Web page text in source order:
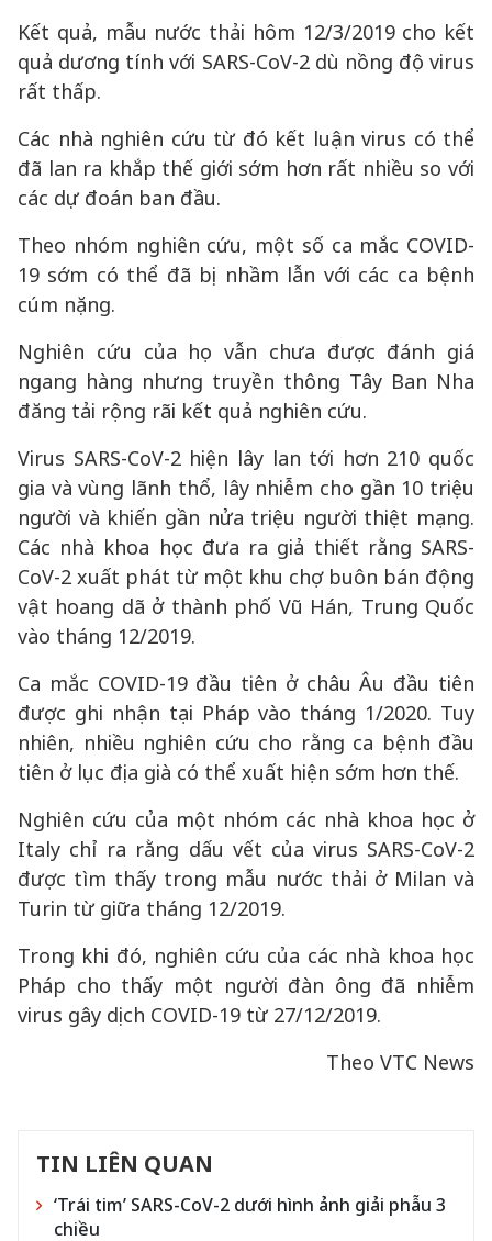
Kết quả, mẫu nước thải hôm 12/3/2019 cho kết
quả dương tính với SARS-CoV-2 dù nồng độ virus
rất thấp.
Các nhà nghiên cứu từ đó kết luận virus có thể
đã lan ra khắp thế giới sớm hơn rất nhiều so với
các dự đoán ban đầu.
Theo nhóm nghiên cứu, một số ca mắc COVID-
19 sớm có thể đã bị nhầm lẫn với các ca bệnh
cúm nặng.
Nghiên cứu của họ vẫn chưa được đánh giá
ngang hàng nhưng truyền thông Tây Ban Nha
đăng tải rộng rãi kết quả nghiên cứu.
Virus SARS-CoV-2 hiện lây lan tới hơn 210 quốc
gia và vùng lãnh thổ, lây nhiễm cho gần 10 triệu
người và khiến gần nửa triệu người thiệt mạng.
Các nhà khoa học đưa ra giả thiết rằng SARS-
CoV-2 xuất phát từ một khu chợ buôn bán động
vật hoang dã ở thành phố Vũ Hán, Trung Quốc
vào tháng 12/2019.
Ca mắc COVID-19 đầu tiên ở châu Âu đầu tiên
được ghi nhận tại Pháp vào tháng 1/2020. Tuy
nhiên, nhiều nghiên cứu cho rằng ca bệnh đầu
tiên ở lục địa già có thể xuất hiện sớm hơn thế.
Nghiên cứu của một nhóm các nhà khoa học ở
Italy chỉ ra rằng dấu vết của virus SARS-CoV-2
được tìm thấy trong mẫu nước thải ở Milan và
Turin từ giữa tháng 12/2019.
Trong khi đó, nghiên cứu của các nhà khoa học
Pháp cho thấy một người đàn ông đã nhiễm
virus gây dịch COVID-19 từ 27/12/2019.
Theo VTC News
TIN LIÊN QUAN
‘Trái tim’ SARS-CoV-2 dưới hình ảnh giải phẫu 3
chiều